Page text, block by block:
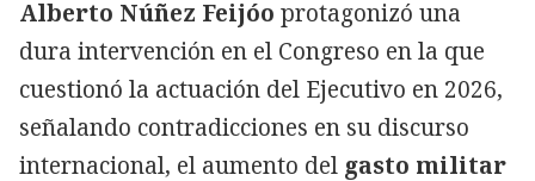
Alberto Núñez Feijóo protagonizó una
dura intervención en el Congreso en la que
cuestionó la actuación del Ejecutivo en 2026,
señalando contradicciones en su discurso
internacional, el aumento del gasto militar